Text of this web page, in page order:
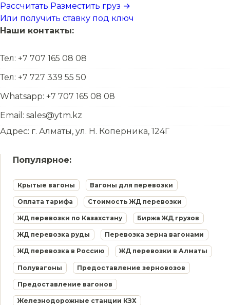
Рассчитать Разместить груз →
Или получить ставку под ключ
Наши контакты:
Тел: +7 707 165 08 08
Тел: +7 727 339 55 50
Whatsapp: +7 707 165 08 08
Email: sales@ytm.kz
Адрес: г. Алматы, ул. Н. Коперника, 124Г
Популярное:
Крытые вагоны Вагоны для перевозки
Оплата тарифа Стоимость ЖД перевозки
ЖД перевозки по Казахстану Биржа ЖД грузов
ЖД перевозка руды Перевозка зерна вагонами
ЖД перевозка в Россию ЖД перевозки в Алматы
Полувагоны Предоставление зерновозов
Предоставление вагонов
Железнодорожные станции КЗХ